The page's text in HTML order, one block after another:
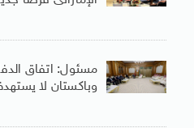
مسئول: اتفاق
وباكستان لا